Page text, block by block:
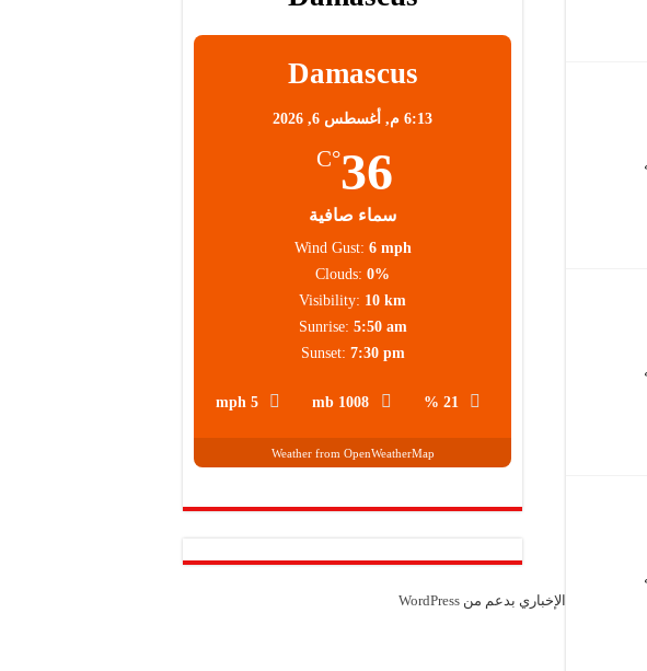
Damascus
6:13 م, أغسطس 6, 2026
36
°C
سماء صافية
21 %
1008 mb
5 mph
Wind Gust: 6 mph
Clouds: 0%
Visibility: 10 km
Sunrise: 5:50 am
Sunset: 7:30 pm
Weather from OpenWeatherMap
الإخباري بدعم من WordPress